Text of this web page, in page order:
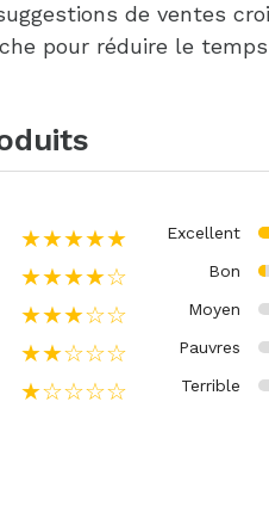
de ventes
pour réduire le
★★★★★ Excellent
★★★★☆ Bon
★★★☆☆ Moyen
★★☆☆☆ Pauvres
★☆☆☆☆ Terrible